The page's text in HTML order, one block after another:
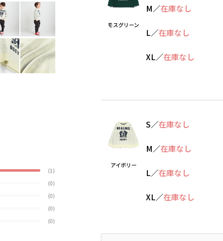
(1)
(0)
(0)
(0)
(0)
モスグリーン
M／在庫なし
L／在庫なし
XL／在庫なし
アイボリー
S／在庫なし
M／在庫なし
L／在庫なし
XL／在庫なし